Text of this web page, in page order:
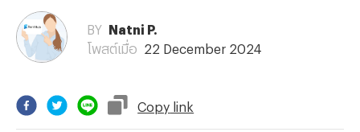
BY
Natni P.
โพสต์เมื่อ
22 December 2024
Copy link